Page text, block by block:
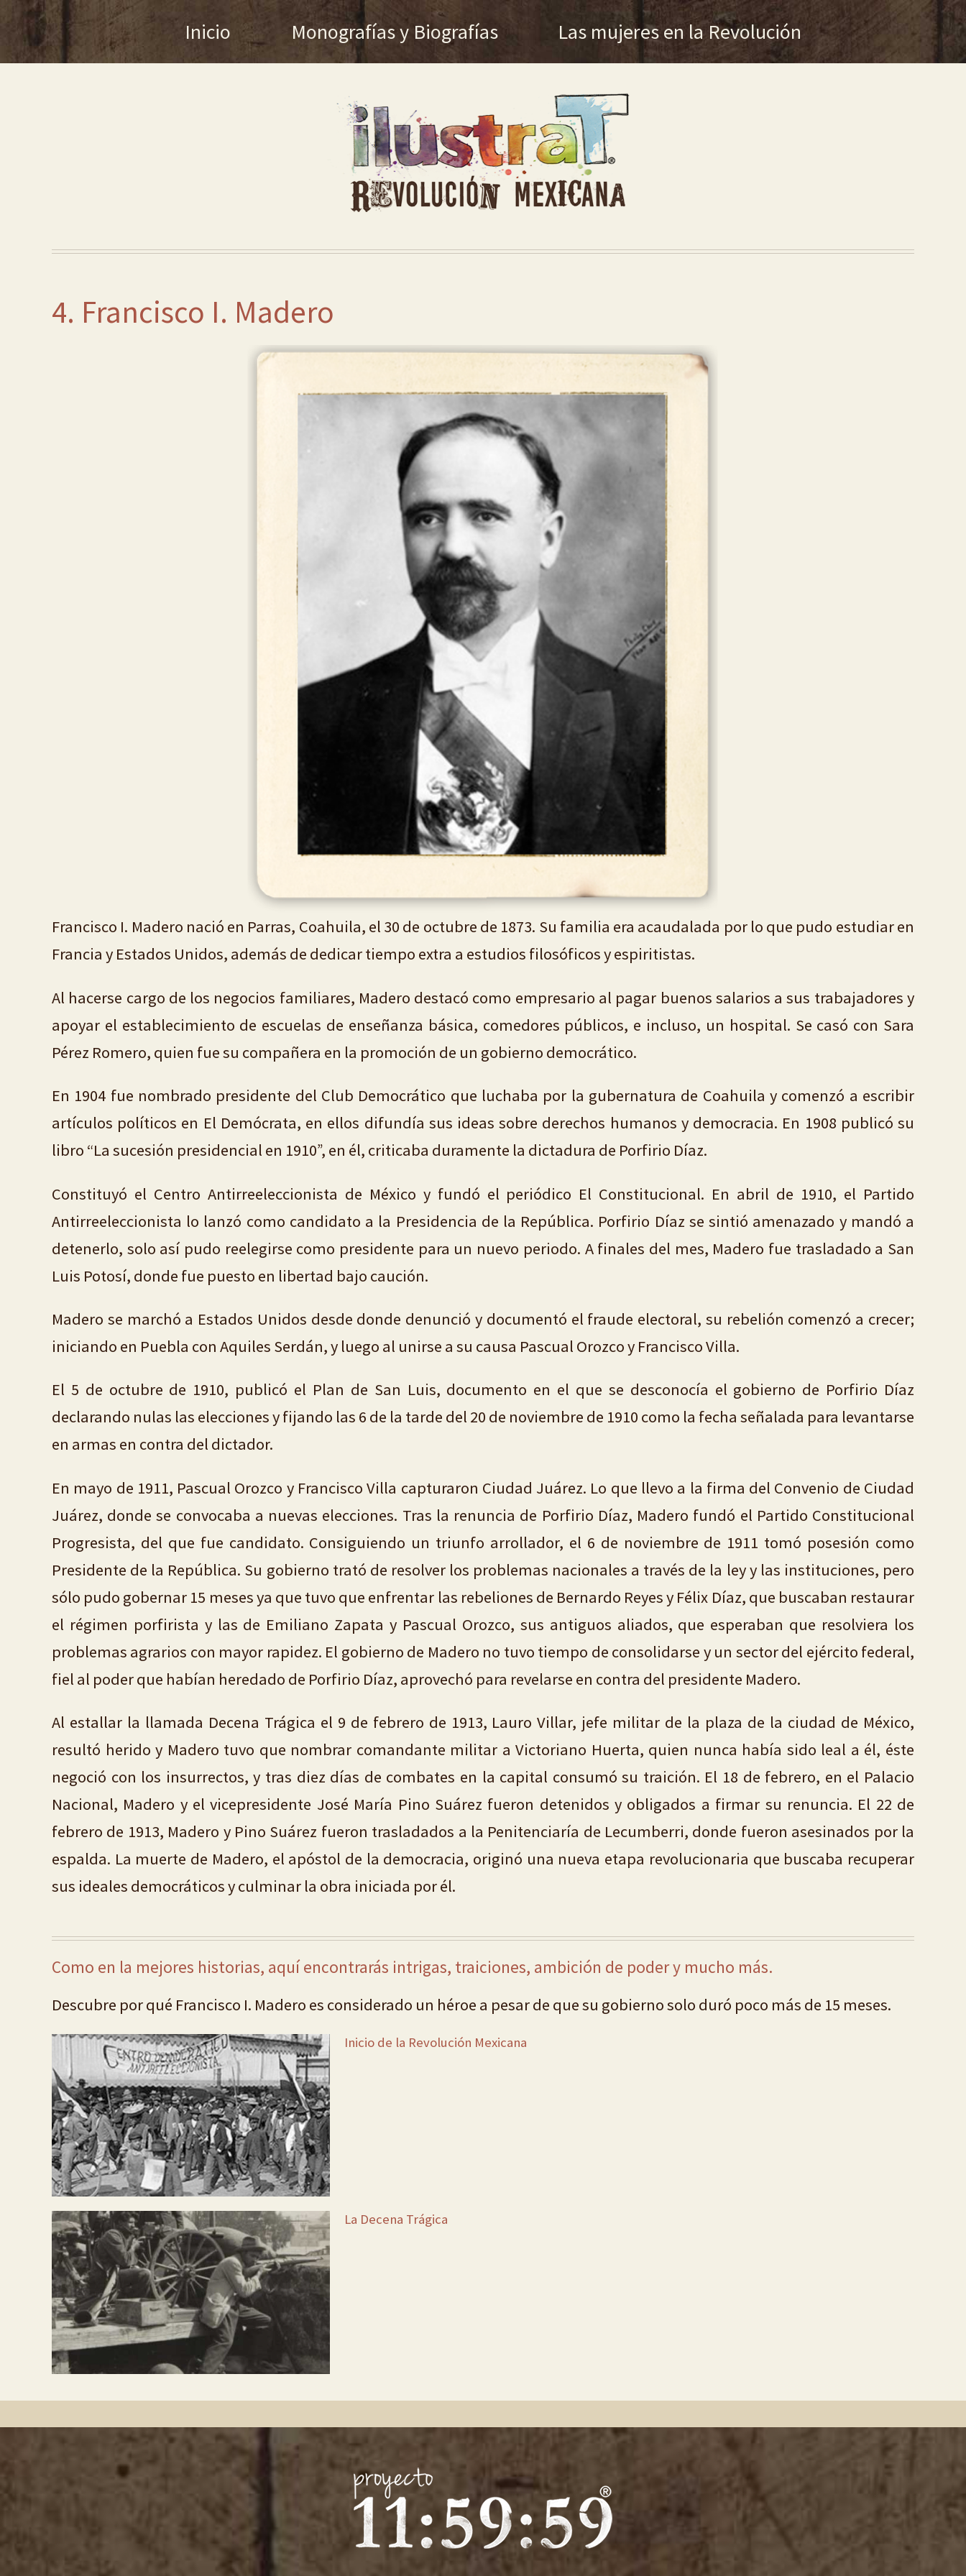
Inicio Monografías y Biografías Las mujeres en la Revolución
4. Francisco I. Madero
Francisco I. Madero nació en Parras, Coahuila, el 30 de octubre de 1873. Su familia era acaudalada por lo que pudo estudiar en
Francia y Estados Unidos, además de dedicar tiempo extra a estudios filosóficos y espiritistas.
Al hacerse cargo de los negocios familiares, Madero destacó como empresario al pagar buenos salarios a sus trabajadores y
apoyar el establecimiento de escuelas de enseñanza básica, comedores públicos, e incluso, un hospital. Se casó con Sara
Pérez Romero, quien fue su compañera en la promoción de un gobierno democrático.
En 1904 fue nombrado presidente del Club Democrático que luchaba por la gubernatura de Coahuila y comenzó a escribir
artículos políticos en El Demócrata, en ellos difundía sus ideas sobre derechos humanos y democracia. En 1908 publicó su
libro “La sucesión presidencial en 1910”, en él, criticaba duramente la dictadura de Porfirio Díaz.
Constituyó el Centro Antirreeleccionista de México y fundó el periódico El Constitucional. En abril de 1910, el Partido
Antirreeleccionista lo lanzó como candidato a la Presidencia de la República. Porfirio Díaz se sintió amenazado y mandó a
detenerlo, solo así pudo reelegirse como presidente para un nuevo periodo. A finales del mes, Madero fue trasladado a San
Luis Potosí, donde fue puesto en libertad bajo caución.
Madero se marchó a Estados Unidos desde donde denunció y documentó el fraude electoral, su rebelión comenzó a crecer;
iniciando en Puebla con Aquiles Serdán, y luego al unirse a su causa Pascual Orozco y Francisco Villa.
El 5 de octubre de 1910, publicó el Plan de San Luis, documento en el que se desconocía el gobierno de Porfirio Díaz
declarando nulas las elecciones y fijando las 6 de la tarde del 20 de noviembre de 1910 como la fecha señalada para levantarse
en armas en contra del dictador.
En mayo de 1911, Pascual Orozco y Francisco Villa capturaron Ciudad Juárez. Lo que llevo a la firma del Convenio de Ciudad
Juárez, donde se convocaba a nuevas elecciones. Tras la renuncia de Porfirio Díaz, Madero fundó el Partido Constitucional
Progresista, del que fue candidato. Consiguiendo un triunfo arrollador, el 6 de noviembre de 1911 tomó posesión como
Presidente de la República. Su gobierno trató de resolver los problemas nacionales a través de la ley y las instituciones, pero
sólo pudo gobernar 15 meses ya que tuvo que enfrentar las rebeliones de Bernardo Reyes y Félix Díaz, que buscaban restaurar
el régimen porfirista y las de Emiliano Zapata y Pascual Orozco, sus antiguos aliados, que esperaban que resolviera los
problemas agrarios con mayor rapidez. El gobierno de Madero no tuvo tiempo de consolidarse y un sector del ejército federal,
fiel al poder que habían heredado de Porfirio Díaz, aprovechó para revelarse en contra del presidente Madero.
Al estallar la llamada Decena Trágica el 9 de febrero de 1913, Lauro Villar, jefe militar de la plaza de la ciudad de México,
resultó herido y Madero tuvo que nombrar comandante militar a Victoriano Huerta, quien nunca había sido leal a él, éste
negoció con los insurrectos, y tras diez días de combates en la capital consumó su traición. El 18 de febrero, en el Palacio
Nacional, Madero y el vicepresidente José María Pino Suárez fueron detenidos y obligados a firmar su renuncia. El 22 de
febrero de 1913, Madero y Pino Suárez fueron trasladados a la Penitenciaría de Lecumberri, donde fueron asesinados por la
espalda. La muerte de Madero, el apóstol de la democracia, originó una nueva etapa revolucionaria que buscaba recuperar
sus ideales democráticos y culminar la obra iniciada por él.
Como en la mejores historias, aquí encontrarás intrigas, traiciones, ambición de poder y mucho más.
Descubre por qué Francisco I. Madero es considerado un héroe a pesar de que su gobierno solo duró poco más de 15 meses.
Inicio de la Revolución Mexicana
La Decena Trágica